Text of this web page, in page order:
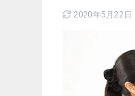
2020年5月22日